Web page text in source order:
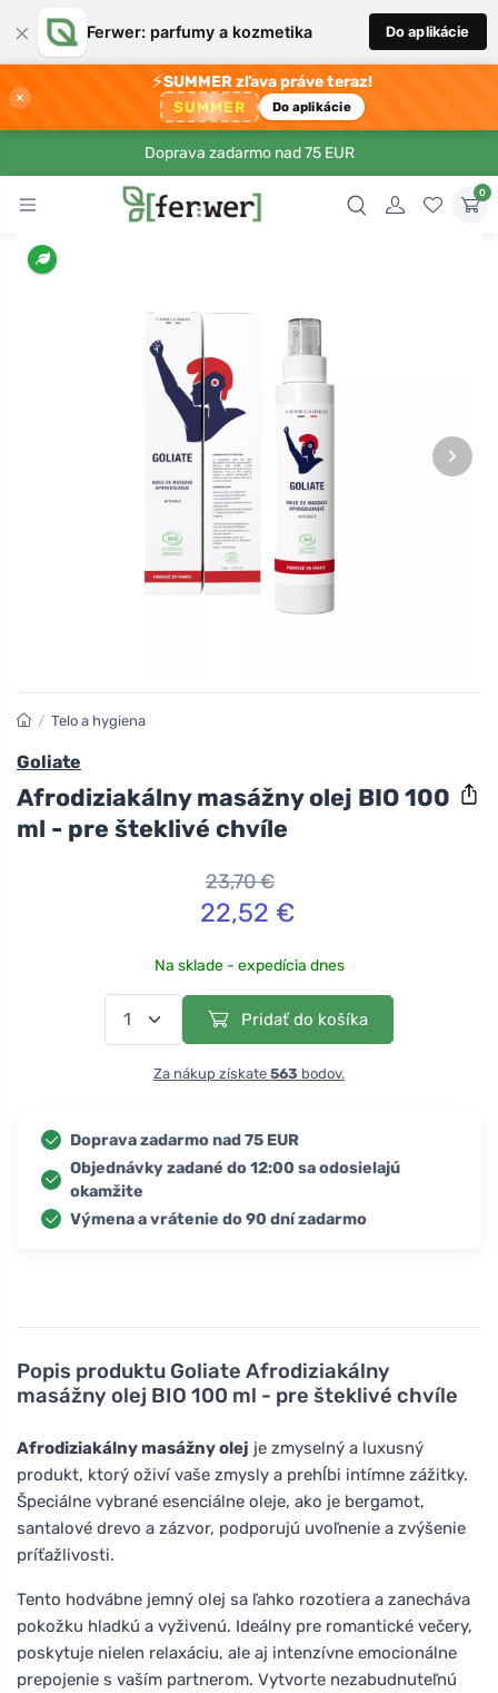
× Ferwer: parfumy a kozmetika Do aplikácie
×
⚡SUMMER zľava práve teraz!
SUMMER Do aplikácie
Doprava zadarmo nad 75 EUR
0
›
Popis produktu Goliate Afrodiziakálny
masážny olej BIO 100 ml - pre šteklivé chvíle
Afrodiziakálny masážny olej je zmyselný a luxusný
produkt, ktorý oživí vaše zmysly a prehĺbi intímne zážitky.
Špeciálne vybrané esenciálne oleje, ako je bergamot,
santalové drevo a zázvor, podporujú uvoľnenie a zvýšenie
príťažlivosti.
Tento hodvábne jemný olej sa ľahko rozotiera a zanecháva
pokožku hladkú a vyživenú. Ideálny pre romantické večery,
poskytuje nielen relaxáciu, ale aj intenzívne emocionálne
prepojenie s vaším partnerom. Vytvorte nezabudnuteľnú
/ Telo a hygiena
Goliate
Afrodiziakálny masážny olej BIO 100
ml - pre šteklivé chvíle
23,70 €
22,52 €
Na sklade - expedícia dnes
Pridať do košíka
Za nákup získate 563 bodov.
Doprava zadarmo nad 75 EUR
Objednávky zadané do 12:00 sa odosielajú
okamžite
Výmena a vrátenie do 90 dní zadarmo